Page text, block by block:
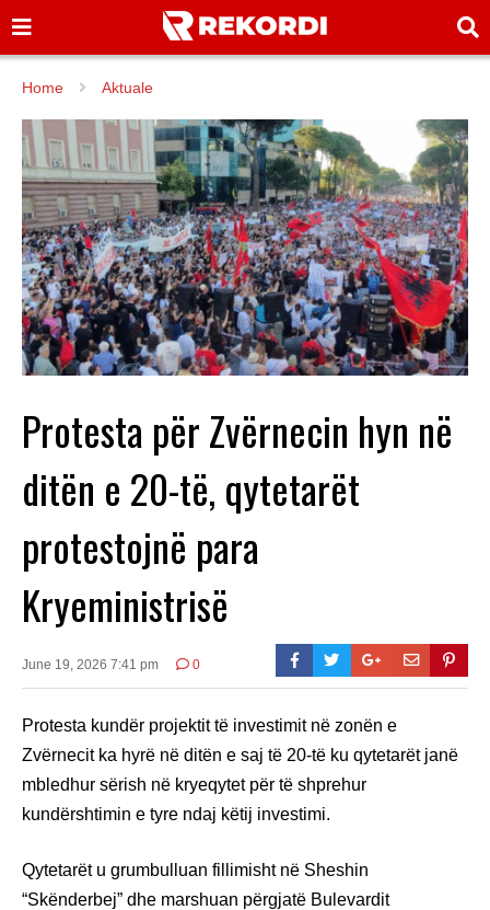
Home Aktuale
Protesta për Zvërnecin hyn në
ditën e 20-të, qytetarët
protestojnë para
Kryeministrisë
June 19, 2026 7:41 pm 0
Protesta kundër projektit të investimit në zonën e
Zvërnecit ka hyrë në ditën e saj të 20-të ku qytetarët janë
mbledhur sërish në kryeqytet për të shprehur
kundërshtimin e tyre ndaj këtij investimi.
Qytetarët u grumbulluan fillimisht në Sheshin
“Skënderbej” dhe marshuan përgjatë Bulevardit